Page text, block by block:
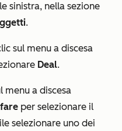
sinistra, nella sezione
.
sul menu a discesa
Deal.
menu a discesa
per selezionare il
selezionare uno dei